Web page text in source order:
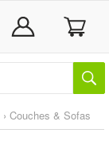
› Couches & Sofas